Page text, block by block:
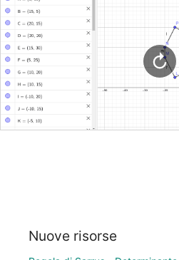
Accedi
Nuove risorse